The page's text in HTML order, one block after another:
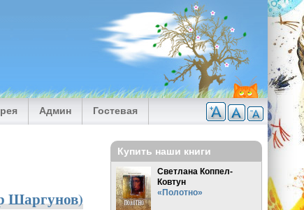
Админ Гостевая
Шаргунов)
Купить наши книги
Светлана Коппел-
Ковтун
«Полотно»